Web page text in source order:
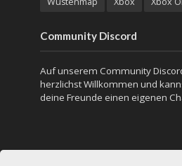
Community Discord
Auf unserem Community
herzlichst Willkommen und
deine Freunde einen eigenen